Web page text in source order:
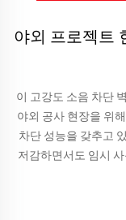
야외 프로젝트
이 고강도 소음 차단
야외 공사 현장을 위
차단 성능을 갖추고
저감하면서도 임시